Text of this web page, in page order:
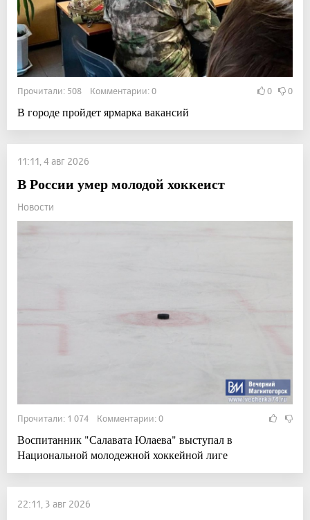
Прочитали: 508 Комментарии: 0 0 0
В городе пройдет ярмарка вакансий
11:11, 4 авг 2026
В России умер молодой хоккеист
Новости
Прочитали: 1 074 Комментарии: 0
Воспитанник "Салавата Юлаева" выступал в
Национальной молодежной хоккейной лиге
22:11, 3 авг 2026